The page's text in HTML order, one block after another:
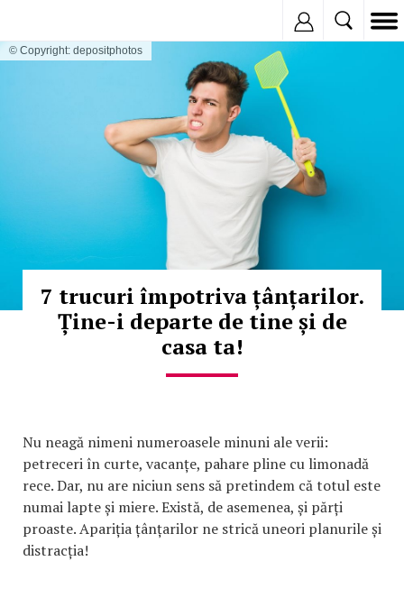
© Copyright: depositphotos
7 trucuri împotriva țânțarilor.
Ține-i departe de tine și de
casa ta!
Nu neagă nimeni numeroasele minuni ale verii:
petreceri în curte, vacanțe, pahare pline cu limonadă
rece. Dar, nu are niciun sens să pretindem că totul este
numai lapte și miere. Există, de asemenea, și părți
proaste. Apariția țânțarilor ne strică uneori planurile și
distracția!